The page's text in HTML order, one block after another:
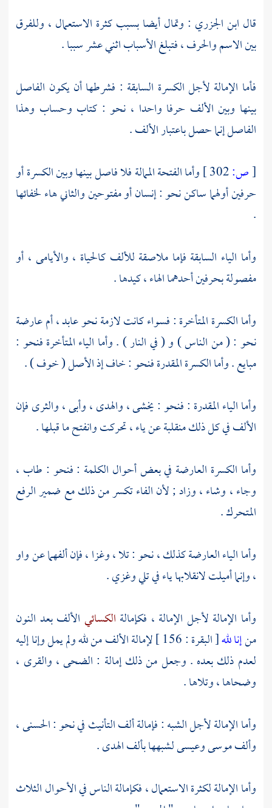
قال ابن الجزري : وتمال أيضا بسبب كثرة الاستعمال ، وللفرق
بين الاسم والحرف ، فتبلغ الأسباب اثني عشر سببا .
فأما الإمالة لأجل الكسرة السابقة : فشرطها أن يكون الفاصل
بينها وبين الألف حرفا واحدا ، نحو : كتاب وحساب وهذا
الفاصل إنما حصل باعتبار الألف .
[ص:
وأما الفتحة الممالة فلا فاصل بينها وبين الكسرة أو
حرفين أولهما ساكن نحو : إنسان أو مفتوحين والثاني هاء لخفائها
.
وأما الياء السابقة فإما ملاصقة للألف كالحياة ، والأيامى ، أو
مفصولة بحرفين أحدهما الهاء ، كيدها .
وأما الكسرة المتأخرة : فسواء كانت لازمة نحو عابد ، أم عارضة
نحو : ( من الناس ) و ( في النار ) . وأما الياء المتأخرة فنحو :
مبايع . وأما الكسرة المقدرة فنحو : خاف إذ الأصل ( خوف ) .
وأما الياء المقدرة : فنحو : يخشى ، والهدى ، وأبى ، والثرى فإن
الألف في كل ذلك منقلبة عن ياء ، تحركت وانفتح ما قبلها .
وأما الكسرة العارضة في بعض أحوال الكلمة : فنحو : طاب ،
وجاء ، وشاء ، وزاد ; لأن الفاء تكسر من ذلك مع ضمير الرفع
المتحرك .
وأما الياء العارضة كذلك ، نحو : تلا ، وغزا ، فإن ألفهما عن واو
، وإنما أميلت لانقلابها ياء في تلي وغزي .
وأما الإمالة لأجل الإمالة ، فكإمالة الكسائي الألف بعد النون
منإنا لله
[ البقرة : 156 ] لإمالة الألف من لله ولم يمل وإنا إليه
لعدم ذلك بعده . وجعل من ذلك إمالة : الضحى ، والقرى ،
وضحاها ، وتلاها .
وأما الإمالة لأجل الشبه : فإمالة ألف التأنيث في نحو : الحسنى ،
وألف موسى وعيسى لشبهها بألف الهدى .
وأما الإمالة لكثرة الاستعمال ، فكإمالة الناس في الأحوال الثلاث